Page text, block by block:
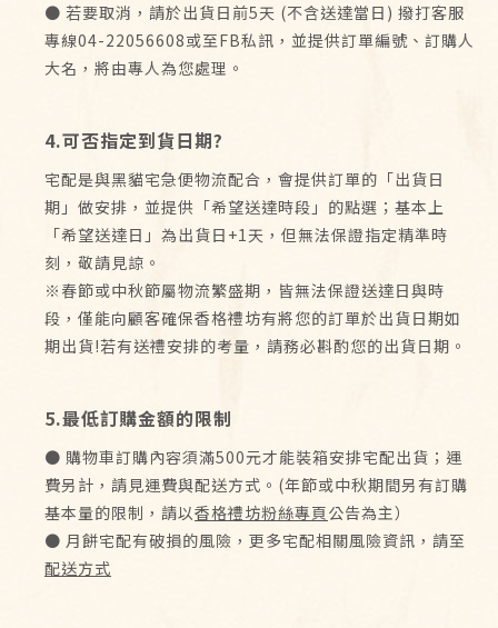
● 若要取消，請於出貨日前5天 (不含送達當日) 撥打客服
專線04-22056608或至FB私訊，並提供訂單編號、訂購人
大名，將由專人為您處理。
4.可否指定到貨日期?
宅配是與黑貓宅急便物流配合，會提供訂單的「出貨日
期」做安排，並提供「希望送達時段」的點選；基本上
「希望送達日」為出貨日+1天，但無法保證指定精準時
刻，敬請見諒。
※春節或中秋節屬物流繁盛期，皆無法保證送達日與時
段，僅能向顧客確保香格禮坊有將您的訂單於出貨日期如
期出貨!若有送禮安排的考量，請務必斟酌您的出貨日期。
5.最低訂購金額的限制
● 購物車訂購內容須滿500元才能裝箱安排宅配出貨；運
費另計，請見運費與配送方式。(年節或中秋期間另有訂購
基本量的限制，請以香格禮坊粉絲專頁公告為主）
● 月餅宅配有破損的風險，更多宅配相關風險資訊，請至
配送方式